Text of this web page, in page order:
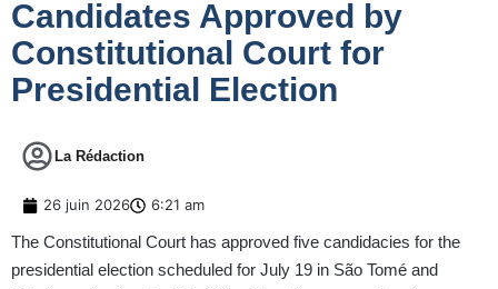
Candidates Approved by
Constitutional Court for
Presidential Election
La Rédaction
26 juin 2026 6:21 am
The Constitutional Court has approved five candidacies for the
presidential election scheduled for July 19 in São Tomé and